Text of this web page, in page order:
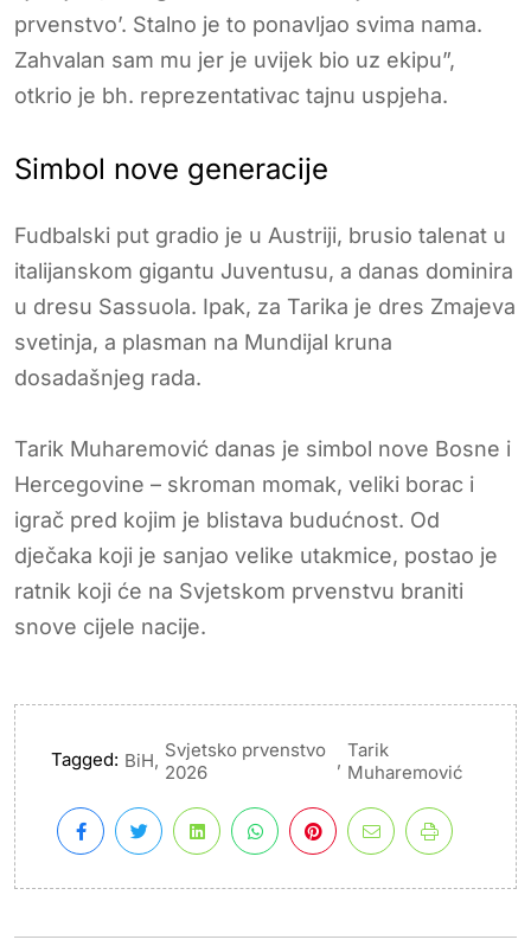
prvenstvo’. Stalno je to ponavljao svima nama.
Zahvalan sam mu jer je uvijek bio uz ekipu”,
otkrio je bh. reprezentativac tajnu uspjeha.
Simbol nove generacije
Fudbalski put gradio je u Austriji, brusio talenat u
italijanskom gigantu Juventusu, a danas dominira
u dresu Sassuola. Ipak, za Tarika je dres Zmajeva
svetinja, a plasman na Mundijal kruna
dosadašnjeg rada.
Tarik Muharemović danas je simbol nove Bosne i
Hercegovine – skroman momak, veliki borac i
igrač pred kojim je blistava budućnost. Od
dječaka koji je sanjao velike utakmice, postao je
ratnik koji će na Svjetskom prvenstvu braniti
snove cijele nacije.
Tagged: BiH, Svjetsko prvenstvo
2026
, Tarik
Muharemović